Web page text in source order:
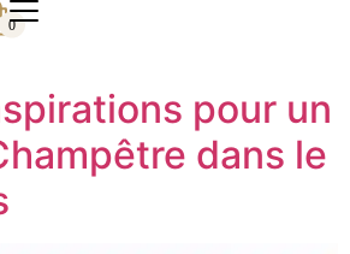
0
pour un
dans le